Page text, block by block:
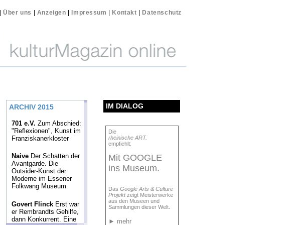
|Über uns Anzeigen Impressum Kontakt Datenschutz
IM DIALOG
Die
rheinische ART.
empfiehlt:
Mit GOOGLE
ins Museum.
Das Google Arts & Culture
Projektzeigt Meisterwerke
aus den Museen und
Sammlungen dieser Welt.
► mehr
ARCHIV 2015
701 e.V. Zum Abschied:
"Reflexionen", Kunst im
Franziskanerkloster
Naive Der Schatten der
Avantgarde. Die
Outsider-Kunst der
Moderne im Essener
Folkwang Museum
Govert Flinck Erst war
er Rembrandts Gehilfe,
dann Konkurrent. Eine